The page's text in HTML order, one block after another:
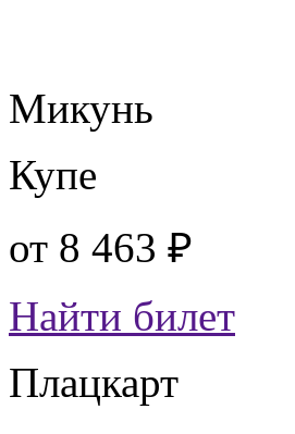
Микунь
Купе
от 8 463 ₽
Найти билет
Плацкарт